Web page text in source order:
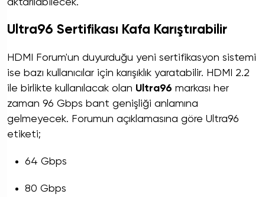
aktarılabilecek.
Ultra96 Sertifikası Kafa Karıştırabilir
HDMI Forum'un duyurduğu yeni sertifikasyon sistemi
ise bazı kullanıcılar için karışıklık yaratabilir. HDMI 2.2
ile birlikte kullanılacak olan Ultra96 markası her
zaman 96 Gbps bant genişliği anlamına
gelmeyecek. Forumun açıklamasına göre Ultra96
etiketi;
64 Gbps
80 Gbps